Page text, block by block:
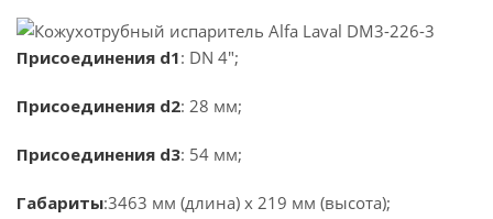
Присоединения d1: DN 4";
Присоединения d2: 28 мм;
Присоединения d3: 54 мм;
Габариты:3463 мм (длина) х 219 мм (высота);